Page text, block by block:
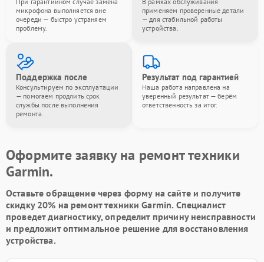
микрофона выполняется вне
очереди — быстро устраняем
проблему.
применяем проверенные детали
— для стабильной работы
устройства.
Поддержка после
Консультируем по эксплуатации
— помогаем продлить срок
службы после выполнения
ремонта.
Результат под гарантией
Наша работа направлена на
уверенный результат — берём
ответственность за итог.
Оформите заявку на ремонт техники
Garmin.
Оставьте обращение через форму на сайте и получите
скидку 20% на ремонт техники Garmin. Специалист
проведет диагностику, определит причину неисправности
и предложит оптимальное решение для восстановления
устройства.